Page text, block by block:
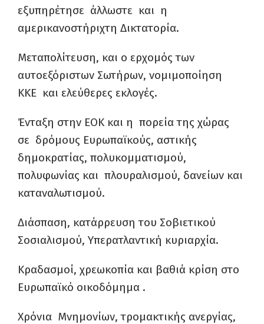
εξυπηρέτησε άλλωστε και η
αμερικανοστήριχτη Δικτατορία.
Μεταπολίτευση, και ο ερχομός των
αυτοεξόριστων Σωτήρων, νομιμοποίηση
ΚΚΕ και ελεύθερες εκλογές.
Ένταξη στην ΕΟΚ και η πορεία της χώρας
σε δρόμους Ευρωπαϊκούς, αστικής
δημοκρατίας, πολυκομματισμού,
πολυφωνίας και πλουραλισμού, δανείων και
καταναλωτισμού.
Διάσπαση, κατάρρευση του Σοβιετικού
Σοσιαλισμού, Υπερατλαντική κυριαρχία.
Κραδασμοί, χρεωκοπία και βαθιά κρίση στο
Ευρωπαϊκό οικοδόμημα .
Χρόνια Μνημονίων, τρομακτικής ανεργίας,